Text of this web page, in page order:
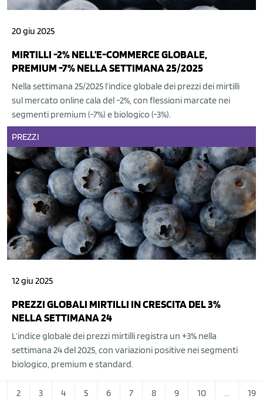
20 giu 2025
MIRTILLI -2% NELL’E-COMMERCE GLOBALE,
PREMIUM -7% NELLA SETTIMANA 25/2025
Nella settimana 25/2025 l’indice globale dei prezzi dei mirtilli
sul mercato online cala del -2%, con flessioni marcate nei
segmenti premium (-7%) e biologico (-3%).
PREZZI
12 giu 2025
PREZZI GLOBALI MIRTILLI IN CRESCITA DEL 3%
NELLA SETTIMANA 24
L’indice globale dei prezzi mirtilli registra un +3% nella
settimana 24 del 2025, con variazioni positive nei segmenti
biologico, premium e standard.
2 3 4 5 6 7 8 9 10 ... 19